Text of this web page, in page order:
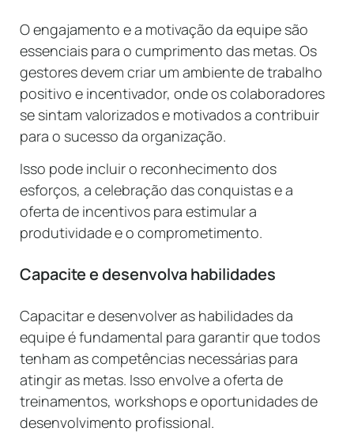
O engajamento e a motivação da equipe são
essenciais para o cumprimento das metas. Os
gestores devem criar um ambiente de trabalho
positivo e incentivador, onde os colaboradores
se sintam valorizados e motivados a contribuir
para o sucesso da organização.
Isso pode incluir o reconhecimento dos
esforços, a celebração das conquistas e a
oferta de incentivos para estimular a
produtividade e o comprometimento.
Capacite e desenvolva habilidades
Capacitar e desenvolver as habilidades da
equipe é fundamental para garantir que todos
tenham as competências necessárias para
atingir as metas. Isso envolve a oferta de
treinamentos, workshops e oportunidades de
desenvolvimento profissional.